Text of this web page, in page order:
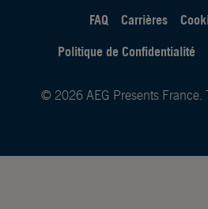
FAQ Carrières
Politique de Confidentialité
© 2026 AEG Presents France.